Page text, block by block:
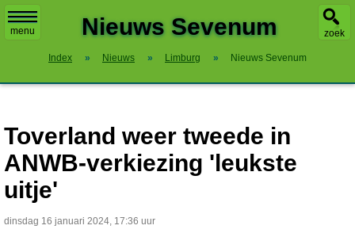
menu zoek
Nieuws Sevenum
Index » Nieuws » Limburg » Nieuws Sevenum
Toverland weer tweede in
ANWB-verkiezing 'leukste
uitje'
dinsdag 16 januari 2024, 17:36 uur